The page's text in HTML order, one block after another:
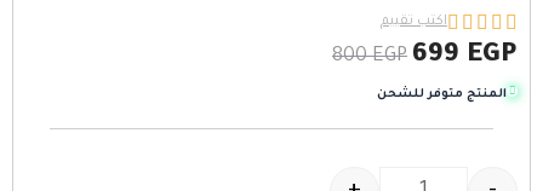




اكتب تقييم
800EGP 699 EGP
المنتج متوفر للشحن